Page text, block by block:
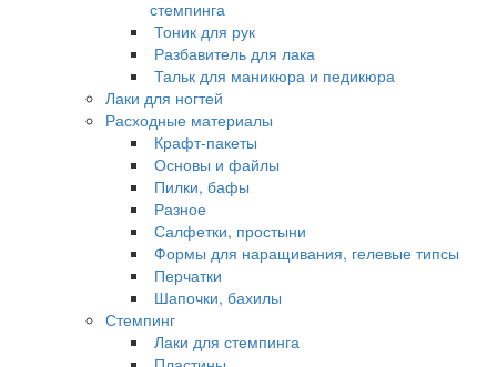
стемпинга
Тоник для рук
Разбавитель для лака
Тальк для маникюра и педикюра
Лаки для ногтей
Расходные материалы
Крафт-пакеты
Основы и файлы
Пилки, бафы
Разное
Салфетки, простыни
Формы для наращивания, гелевые типсы
Перчатки
Шапочки, бахилы
Стемпинг
Лаки для стемпинга